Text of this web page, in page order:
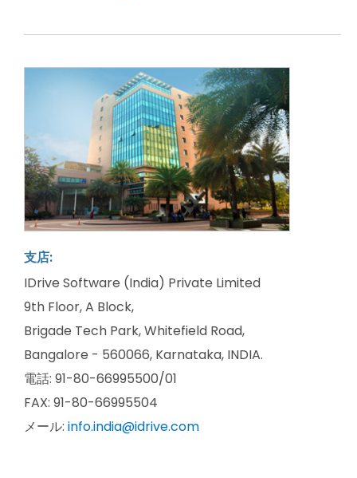
支店:
IDrive Software (India) Private Limited
9th Floor, A Block,
Brigade Tech Park, Whitefield Road,
Bangalore - 560066, Karnataka, INDIA.
電話: 91-80-66995500/01
FAX: 91-80-66995504
メール: info.india@idrive.com